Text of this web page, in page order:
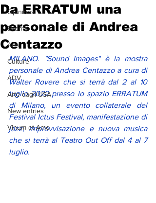
Opinions
Events
Arts
Culture
ADV
Arte dagli USA
New entries
Vinum et Amo
Da ERRATUM una
personale di Andrea
Centazzo
MILANO. "Sound Images" è la mostra
personale di Andrea Centazzo a cura di
Walter Rovere che si terrà dal 2 al 10
luglio 2022 presso lo spazio ERRATUM
di Milano, un evento collaterale del
Festival Ictus Festival, manifestazione di
jazz, improvvisazione e nuova musica
che si terrà al Teatro Out Off dal 4 al 7
luglio.